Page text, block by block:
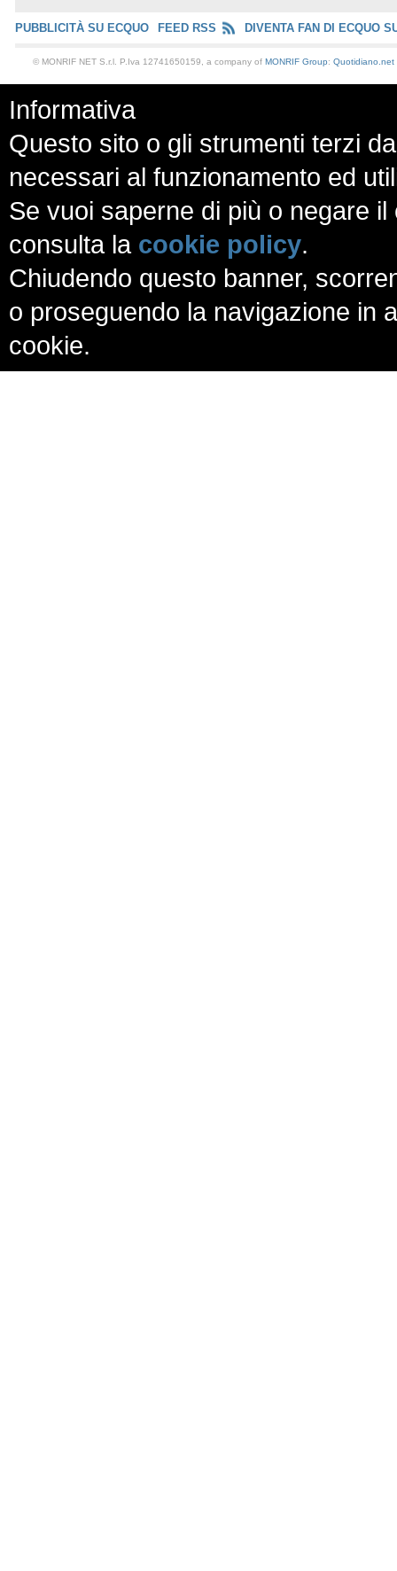
PUBBLICITÀ SU ECQUO FEED RSS DIVENTA FAN DI ECQUO
© MONRIF NET S.r.l. P.Iva 12741650159, a company of MONRIF Group: Quotidiano.net
Informativa
Questo sito o gli strumenti terzi
necessari al funzionamento ed
Se vuoi saperne di più o negare
consulta la cookie policy.
Chiudendo questo banner,
o proseguendo la navigazione in
cookie.